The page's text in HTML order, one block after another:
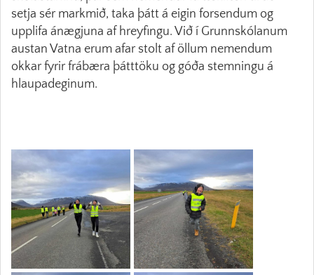
setja sér markmið, taka þátt á eigin forsendum og
upplifa ánægjuna af hreyfingu. Við í Grunnskólanum
austan Vatna erum afar stolt af öllum nemendum
okkar fyrir frábæra þátttöku og góða stemningu á
hlaupadeginum.